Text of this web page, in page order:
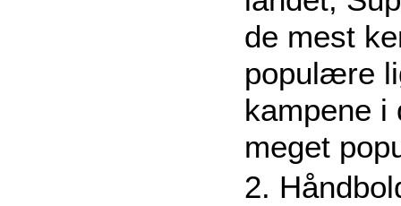
de mest
populære
kampene i
meget
2.